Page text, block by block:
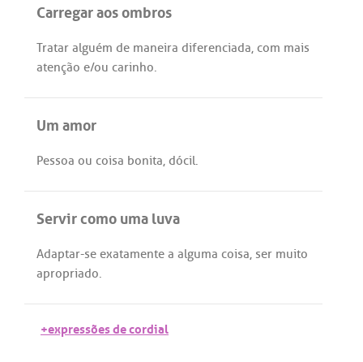
Carregar aos ombros
Tratar alguém de maneira diferenciada, com mais
atenção e/ou carinho.
Um amor
Pessoa ou coisa bonita, dócil.
Servir como uma luva
Adaptar-se exatamente a alguma coisa, ser muito
apropriado.
+expressões de cordial